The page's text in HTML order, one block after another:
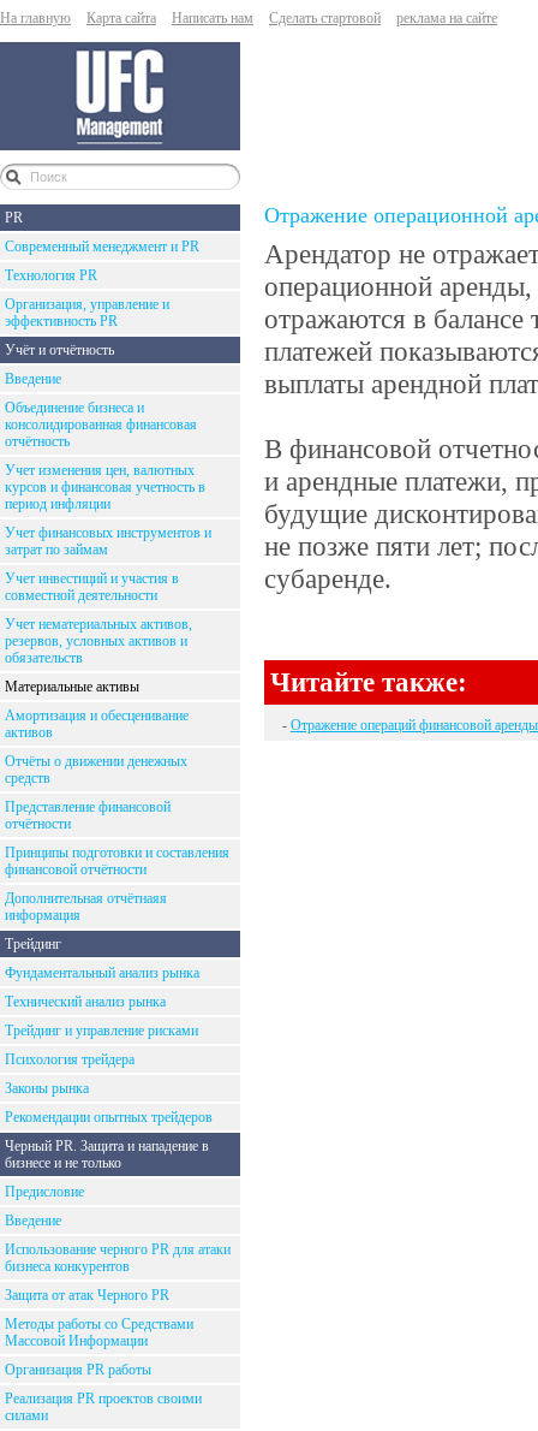
На главную Карта сайта Написать нам Сделать стартовой реклама на сайте
PR
Современный менеджмент и PR
Технология PR
Организация, управление и
эффективность PR
Учёт и отчётность
Введение
Объединение бизнеса и
консолидированная финансовая
отчётность
Учет изменения цен, валютных
курсов и финансовая учетность в
период инфляции
Учет финансовых инструментов и
затрат по займам
Учет инвестиций и участия в
совместной деятельности
Учет нематериальных активов,
резервов, условных активов и
обязательств
Материальные активы
Амортизация и обесценивание
активов
Отчёты о движении денежных
средств
Представление финансовой
отчётности
Принципы подготовки и составления
финансовой отчётности
Дополнительная отчётнаяя
информация
Трейдинг
Фундаментальный анализ рынка
Технический анализ рынка
Трейдинг и управление рисками
Психология трейдера
Законы рынка
Рекомендации опытных трейдеров
Черный PR. Защита и нападение в
бизнесе и не только
Предисловие
Введение
Использование черного PR для атаки
бизнеса конкурентов
Защита от атак Черного PR
Методы работы со Средствами
Массовой Информации
Организация PR работы
Реализация PR проектов своими
силами
Отражение операционной
Арендатор не
операционной
отражаются в
платежей
выплаты арендной
В финансовой
и арендные платежи,
будущие
не позже пяти лет;
субаренде.
Читайте также:
- Отражение операций финансовой аренды